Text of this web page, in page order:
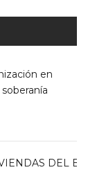
en
DEL